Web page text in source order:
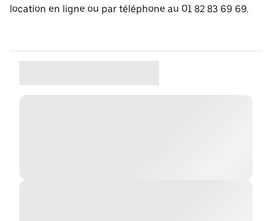
location en ligne ou par téléphone au 01 82 83 69 69.